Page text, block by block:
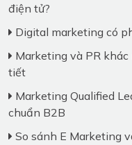
điện tử?
Digital marketing có
Marketing và PR
tiết
Marketing Qualified
chuẩn B2B
So sánh E Marketing